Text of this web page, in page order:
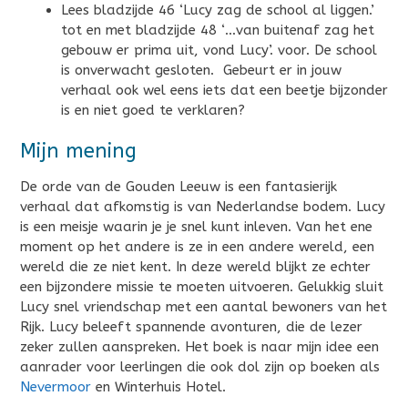
Lees bladzijde 46 ‘Lucy zag de school al liggen.’
tot en met bladzijde 48 ‘…van buitenaf zag het
gebouw er prima uit, vond Lucy’. voor. De school
is onverwacht gesloten. Gebeurt er in jouw
verhaal ook wel eens iets dat een beetje bijzonder
is en niet goed te verklaren?
Mijn mening
De orde van de Gouden Leeuw is een fantasierijk
verhaal dat afkomstig is van Nederlandse bodem. Lucy
is een meisje waarin je je snel kunt inleven. Van het ene
moment op het andere is ze in een andere wereld, een
wereld die ze niet kent. In deze wereld blijkt ze echter
een bijzondere missie te moeten uitvoeren. Gelukkig sluit
Lucy snel vriendschap met een aantal bewoners van het
Rijk. Lucy beleeft spannende avonturen, die de lezer
zeker zullen aanspreken. Het boek is naar mijn idee een
aanrader voor leerlingen die ook dol zijn op boeken als
Nevermoor en Winterhuis Hotel.